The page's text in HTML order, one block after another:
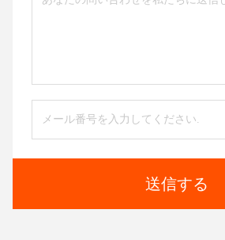
送信する